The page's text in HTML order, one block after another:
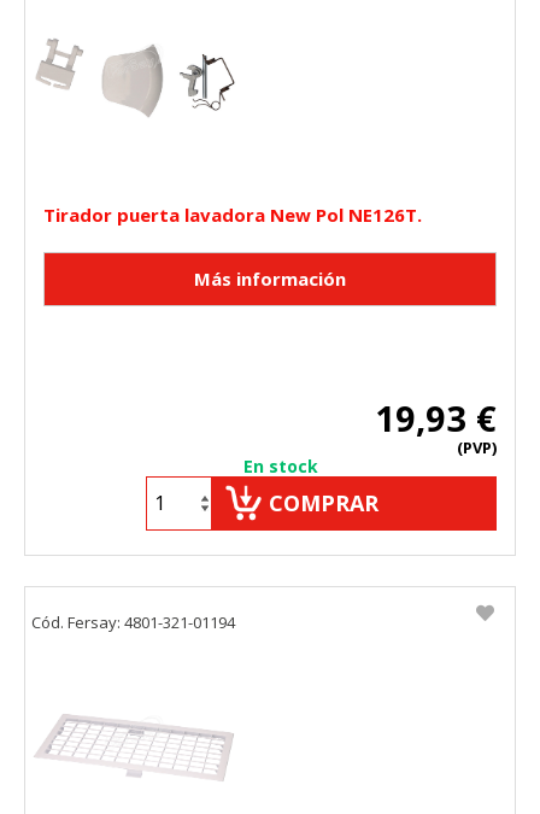
Tirador puerta lavadora New Pol NE126T.
19,93 €
(PVP)
En stock
COMPRAR
Cód. Fersay: 4801-321-01194